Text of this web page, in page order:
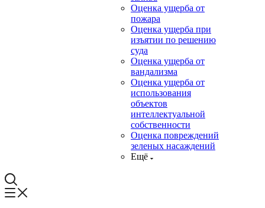
Оценка ущерба от
пожара
Оценка ущерба при
изъятии по решению
суда
Оценка ущерба от
вандализма
Оценка ущерба от
использования
объектов
интеллектуальной
собственности
Оценка повреждений
зеленых насаждений
Ещё